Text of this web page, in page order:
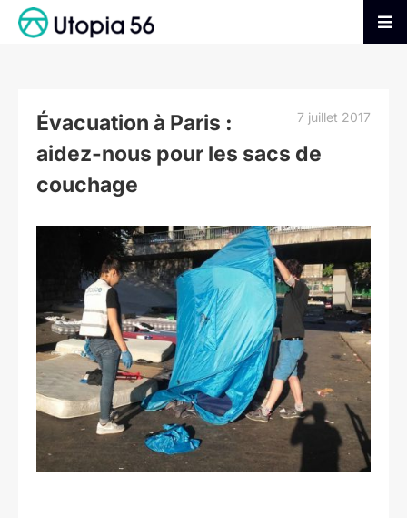
Passer
S’INFORMER
ADHÉRER
FAIRE UN DON
7 juillet 2017
Évacuation à Paris :
aidez-nous pour les sacs de
couchage
agrandie